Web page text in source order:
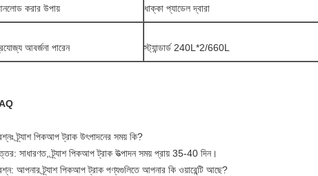
করার উপায় ধাক্কা প্যাডেল দ্বারা
আবর্জনা পারেন স্ট্যান্ডার্ড 240L*2/660L
ট্র্যাশ পিকআপ ট্রাক উৎপাদনের সময় কি?
সাধারণত, ট্র্যাশ পিকআপ ট্রাক উত্পাদন সময় প্রায় 35-40 দিন।
আপনার ট্র্যাশ পিকআপ ট্রাক পণ্যগুলিতে আপনার কি ওয়ারেন্টি আছে?